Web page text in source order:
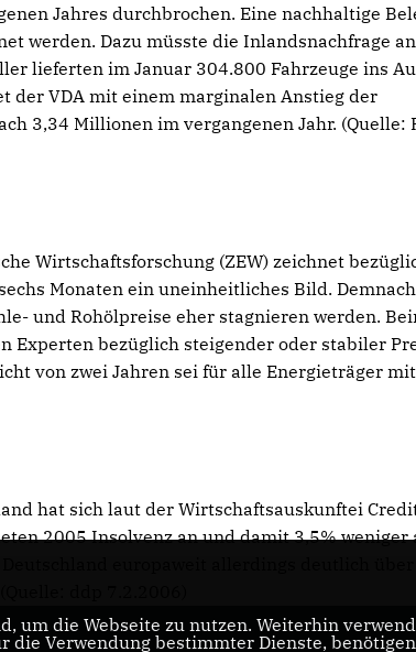
Jahres durchbrochen. Eine nachhaltige
werden. Dazu müsste die Inlandsnachfrage
lieferten im Januar 304.800 Fahrzeuge ins
der VDA mit einem marginalen Anstieg der
3,34 Millionen im vergangenen Jahr. (Quelle:
Wirtschaftsforschung (ZEW) zeichnet
Monaten ein uneinheitliches Bild.
und Rohölpreise eher stagnieren werden.
Experten bezüglich steigender oder stabiler
von zwei Jahren sei für alle Energieträger
hat sich laut der Wirtschaftsauskunftei
2005 Insolvenz an und damit 3,5% weniger
ddp 7.2.2006)
um die Webseite zu nutzen. Weiterhin
die Verwendung bestimmter Dienste,